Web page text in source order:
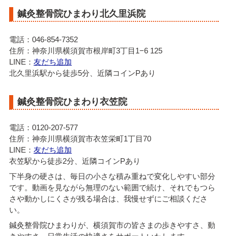
鍼灸整骨院ひまわり北久里浜院
電話：046-854-7352
住所：神奈川県横須賀市根岸町3丁目1−6 125
LINE： 友だち追加
北久里浜駅から徒歩5分、近隣コインPあり
鍼灸整骨院ひまわり衣笠院
電話：0120-207-577
住所：神奈川県横須賀市衣笠栄町1丁目70
LINE： 友だち追加
衣笠駅から徒歩2分、近隣コインPあり
下半身の硬さは、毎日の小さな積み重ねで変化しやすい部分
です。動画を見ながら無理のない範囲で続け、それでもつら
さや動かしにくさが残る場合は、我慢せずにご相談くださ
い。
鍼灸整骨院ひまわりが、横須賀市の皆さまの歩きやすさ、動